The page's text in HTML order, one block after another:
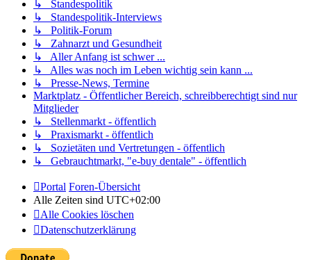
↳ Standespolitik
↳ Standespolitik-Interviews
↳ Politik-Forum
↳ Zahnarzt und Gesundheit
↳ Aller Anfang ist schwer ...
↳ Alles was noch im Leben wichtig sein kann ...
↳ Presse-News, Termine
Marktplatz - Öffentlicher Bereich, schreibberechtigt sind nur
Mitglieder
↳ Stellenmarkt - öffentlich
↳ Praxismarkt - öffentlich
↳ Sozietäten und Vertretungen - öffentlich
↳ Gebrauchtmarkt, "e-buy dentale" - öffentlich
Portal Foren-Übersicht
Alle Zeiten sind UTC+02:00
Alle Cookies löschen
Datenschutzerklärung